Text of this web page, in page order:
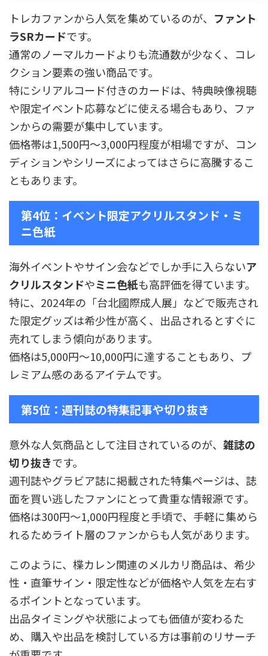
トレカファンから人気を集めているのが、 ファント
ラSRカードです。
通常のノーマルカードよりも流通数が少なく、コレ
クション要素の強い商品です。
特にシリアルコード付きのカードは、特典映像視聴
や限定イベント応募などに使える場合もあり、ファ
ンからの需要が集中しています。
価格帯は1,500円〜3,000円程度が相場ですが、コン
ディションやシリーズによってはさらに高騰するこ
ともあります。
第4位：イベント限定アクリルスタンド・ミ
ニ色紙
海外イベントやサイン会などでしか手に入らないア
クリルスタンドやミニ色紙も高評価を得ています。
特に、2024年の「台北國際成人展」などで販売され
た限定グッズは希少性が高く、出品されるとすぐに
売れてしまう傾向があります。
価格は5,000円〜10,000円に達することもあり、プ
レミアム感のあるアイテムです。
第5位：週刊誌の特集記事や切り抜き
意外な人気商品として注目されているのが、 雑誌の
切り抜きです。
週刊誌やグラビア誌に掲載された特集ページは、誌
面を買い逃したファンにとって貴重な情報源です。
価格は300円〜1,000円程度と手頃で、手軽に集めら
れるためライト層のファンからも人気があります。
このように、楪カレン関連のメルカリ商品は、希少
性・直筆サイン・限定性などが価格や人気を左右す
るポイントとなっています。
出品タイミングや状態によっても価値が変わるた
め、購入や出品を検討している方は事前のリサーチ